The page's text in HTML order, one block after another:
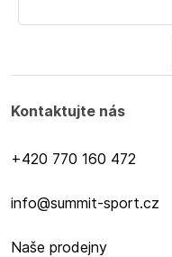
Kontaktujte nás
+420 770 160 472
info@summit-sport.cz
Naše prodejny